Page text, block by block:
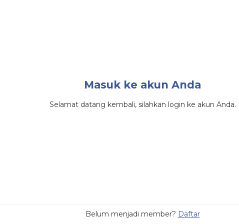
Masuk ke akun Anda
Selamat datang kembali, silahkan login ke akun Anda.
Belum menjadi member? Daftar